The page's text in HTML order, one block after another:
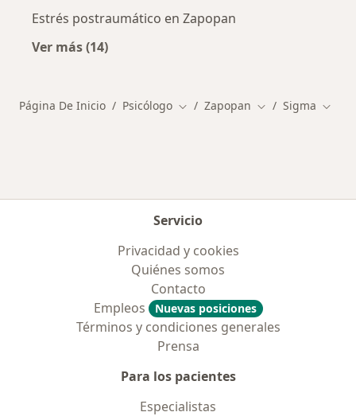
Estrés postraumático en Zapopan
Ver más (14)
Página De Inicio Psicólogo Cambiar de ciudad
Zapopan Cambiar de
Sigma
Servicio
Privacidad y cookies
Quiénes somos
Contacto
Empleos
Nuevas posiciones
Términos y condiciones generales
Prensa
Para los pacientes
Especialistas